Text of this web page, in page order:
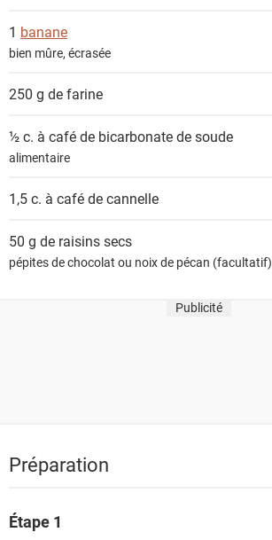
1 banane
bien mûre, écrasée
250 g defarine
½ c. à café de bicarbonate de soude
alimentaire
1,5 c. à café decannelle
50 g de raisins secs
pépites de chocolat ou noix de pécan (facultatif)
Publicité
Préparation
Étape 1